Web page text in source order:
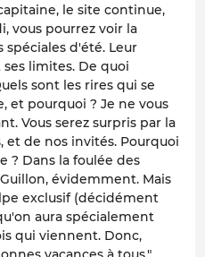
le site continue,
vous pourrez voir la
d'été. Leur
limites. De quoi
sont les rires qui se
et pourquoi ? Je ne vous
Vous serez surpris par la
et de nos invités. Pourquoi
? Dans la foulée des
évidemment. Mais
exclusif (décidément
aura spécialement
qui viennent. Donc,